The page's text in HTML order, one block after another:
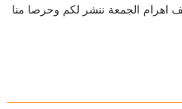
اهرام الجمعة ننشر لكم وحرصا منا